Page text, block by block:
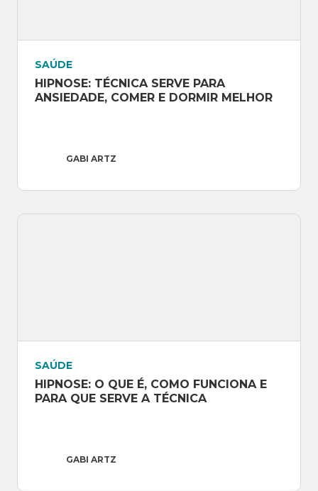
Para saber mais sobre a Gabi,siga a página
dela no Instagram!
SAÚDE
HIPNOSE: TÉCNICA SERVE PARA
ANSIEDADE, COMER E DORMIR MELHOR
GABI ARTZ
SAÚDE
HIPNOSE: O QUE É, COMO FUNCIONA E
PARA QUE SERVE A TÉCNICA
GABI ARTZ